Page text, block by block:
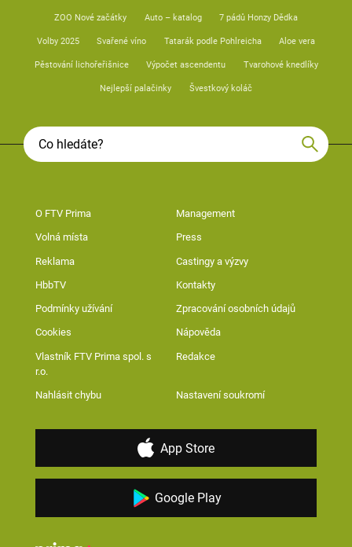
ZOO Nové začátky Auto – katalog 7 pádů Honzy Dědka
Volby 2025 Svařené víno Tatarák podle Pohlreicha Aloe vera
Pěstování lichořeřišnice Výpočet ascendentu Tvarohové knedlíky
Nejlepší palačinky Švestkový koláč
O FTV Prima Management
Volná místa Press
Reklama Castingy a výzvy
HbbTV Kontakty
Podmínky užívání Zpracování osobních údajů
Cookies Nápověda
Vlastník FTV Prima spol. s
r.o.
Redakce
Nahlásit chybu Nastavení soukromí
App Store
Google Play